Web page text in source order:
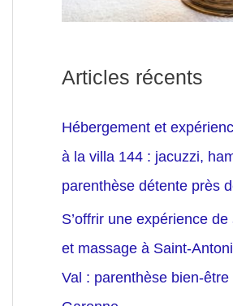
Articles récents
Hébergement et
à la villa 144 : jacuzzi,
parenthèse détente près
S’offrir une expérience
et massage à Saint-
Val : parenthèse bien-être